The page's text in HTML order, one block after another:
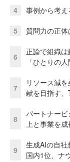
4 事例から考
5 質問力の正
6
正論で組織
「ひとりの
7
リソース減
献を目指す
8
パートナー
上と事業を
9
生成AIの自
国内1位、ナ